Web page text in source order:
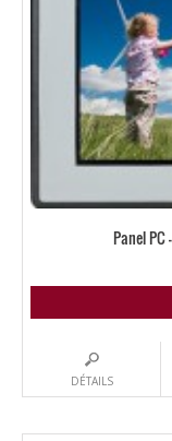
Panel PC
DÉTAILS